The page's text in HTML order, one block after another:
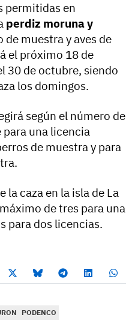
permitidas en
perdiz moruna y
de muestra y aves de
el próximo 18 de
30 de octubre, siendo
los domingos.
según el número de
para una licencia
de muestra y para
la caza en la isla de La
de tres para una
para dos licencias.
PODENCO